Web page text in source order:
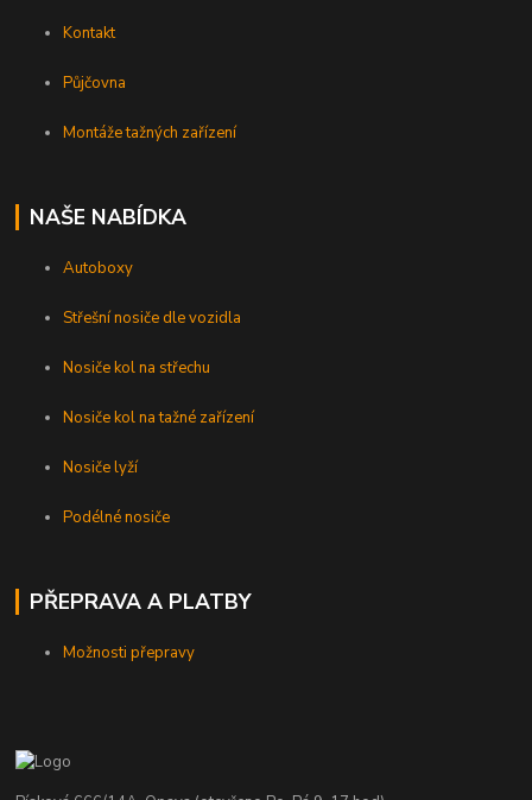
Kontakt
Půjčovna
Montáže tažných zařízení
NAŠE NABÍDKA
Autoboxy
Střešní nosiče dle vozidla
Nosiče kol na střechu
Nosiče kol na tažné zařízení
Nosiče lyží
Podélné nosiče
PŘEPRAVA A PLATBY
Možnosti přepravy